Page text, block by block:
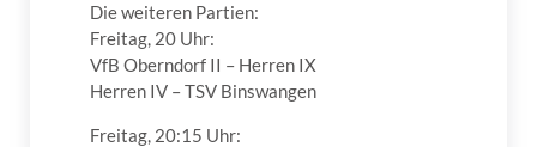
Die weiteren Partien:
Freitag, 20 Uhr:
VfB Oberndorf II – Herren IX
Herren IV – TSV Binswangen
Freitag, 20:15 Uhr: